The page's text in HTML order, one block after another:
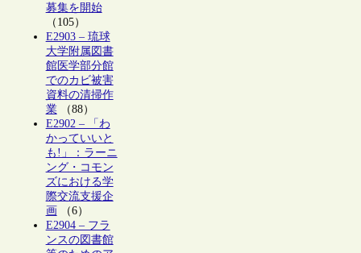
募集を開始
（105）
E2903 – 琉球
大学附属図書
館医学部分館
でのカビ被害
資料の清掃作
業（88）
E2902 – 「わ
かっていいと
も!」：ラーニ
ング・コモン
ズにおける学
際交流支援企
画 （6）
E2904 – フラ
ンスの図書館